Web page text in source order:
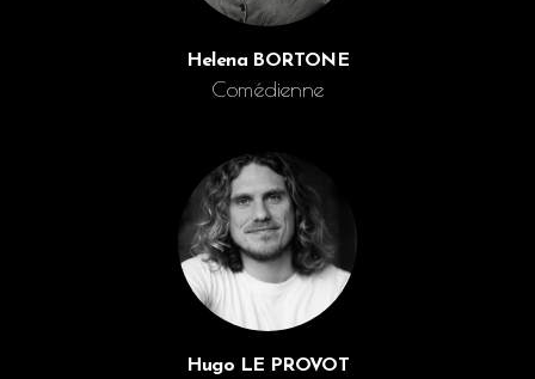
Helena BORTONE
Comédienne
Hugo LE PROVOT